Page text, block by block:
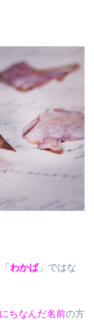
わかば」ではな
ちなんだ名前の方